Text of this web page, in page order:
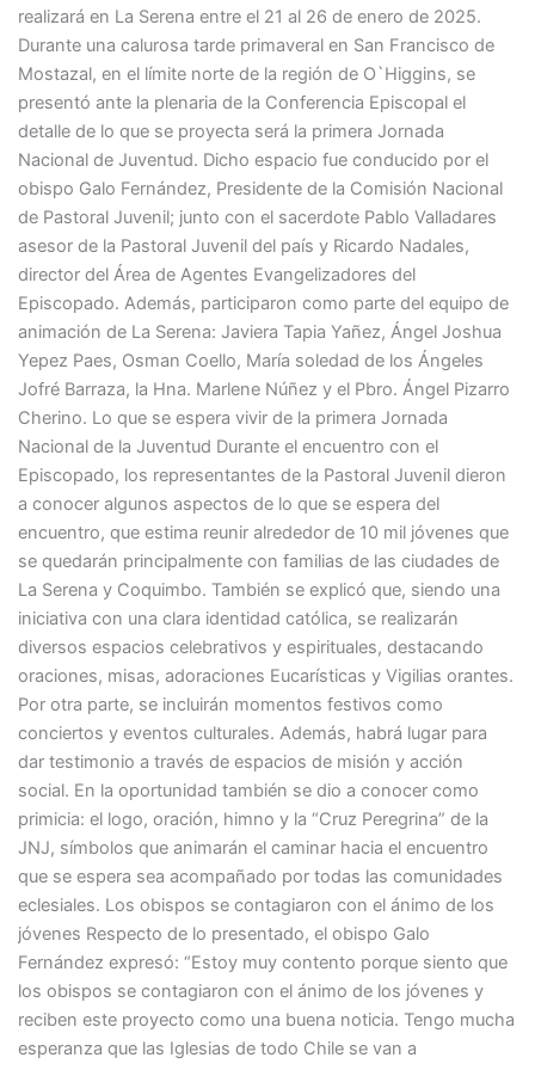
realizará en La Serena entre el 21 al 26 de enero de 2025.
Durante una calurosa tarde primaveral en San Francisco de
Mostazal, en el límite norte de la región de O`Higgins, se
presentó ante la plenaria de la Conferencia Episcopal el
detalle de lo que se proyecta será la primera Jornada
Nacional de Juventud. Dicho espacio fue conducido por el
obispo Galo Fernández, Presidente de la Comisión Nacional
de Pastoral Juvenil; junto con el sacerdote Pablo Valladares
asesor de la Pastoral Juvenil del país y Ricardo Nadales,
director del Área de Agentes Evangelizadores del
Episcopado. Además, participaron como parte del equipo de
animación de La Serena: Javiera Tapia Yañez, Ángel Joshua
Yepez Paes, Osman Coello, María soledad de los Ángeles
Jofré Barraza, la Hna. Marlene Núñez y el Pbro. Ángel Pizarro
Cherino. Lo que se espera vivir de la primera Jornada
Nacional de la Juventud Durante el encuentro con el
Episcopado, los representantes de la Pastoral Juvenil dieron
a conocer algunos aspectos de lo que se espera del
encuentro, que estima reunir alrededor de 10 mil jóvenes que
se quedarán principalmente con familias de las ciudades de
La Serena y Coquimbo. También se explicó que, siendo una
iniciativa con una clara identidad católica, se realizarán
diversos espacios celebrativos y espirituales, destacando
oraciones, misas, adoraciones Eucarísticas y Vigilias orantes.
Por otra parte, se incluirán momentos festivos como
conciertos y eventos culturales. Además, habrá lugar para
dar testimonio a través de espacios de misión y acción
social. En la oportunidad también se dio a conocer como
primicia: el logo, oración, himno y la “Cruz Peregrina” de la
JNJ, símbolos que animarán el caminar hacia el encuentro
que se espera sea acompañado por todas las comunidades
eclesiales. Los obispos se contagiaron con el ánimo de los
jóvenes Respecto de lo presentado, el obispo Galo
Fernández expresó: “Estoy muy contento porque siento que
los obispos se contagiaron con el ánimo de los jóvenes y
reciben este proyecto como una buena noticia. Tengo mucha
esperanza que las Iglesias de todo Chile se van a